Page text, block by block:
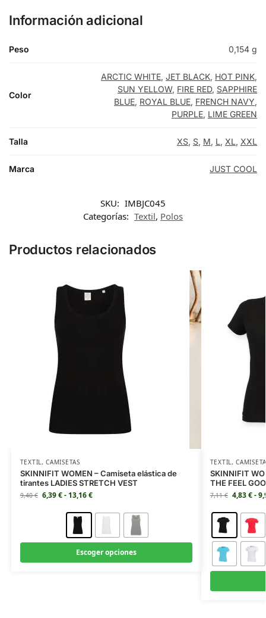
Información adicional
Peso 0,154 g
Color
ARCTIC WHITE, JET BLACK, HOT PINK,
SUN YELLOW, FIRE RED, SAPPHIRE
BLUE, ROYAL BLUE, FRENCH NAVY,
PURPLE, LIME GREEN
Talla XS, S, M, L, XL, XXL
Marca JUST COOL
SKU: IMBJC045
Categorías: Textil, Polos
Productos relacionados
TEXTIL,CAMISETAS
SKINNIFIT WOMEN – Camiseta elástica de
tirantes LADIES STRETCH VEST
9,40€ 6,39€- 13,16€
Escoger opciones
TEXTIL,
SKINNIFIT
THE FEEL
7,11€ 4,83€-